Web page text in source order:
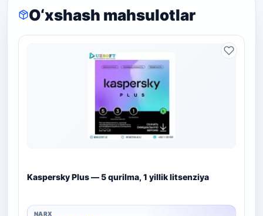
O‘xshash mahsulotlar
Kaspersky Plus — 5 qurilma, 1 yillik litsenziya